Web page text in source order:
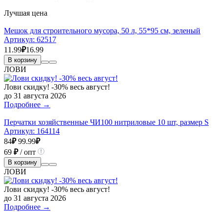
Лучшая цена
Мешок для строительного мусора, 50 л, 55*95 см, зеленый
Артикул: 62517
11.99₽16.99
В корзину
ЛОВИ
Лови скидку! -30% весь август!
до 31 августа 2026
Подробнее →
Перчатки хозяйственные ЧИ100 нитриловые 10 шт, размер S
Артикул: 164114
84₽ 99.99₽
69 ₽/ опт
В корзину
ЛОВИ
Лови скидку! -30% весь август!
до 31 августа 2026
Подробнее →